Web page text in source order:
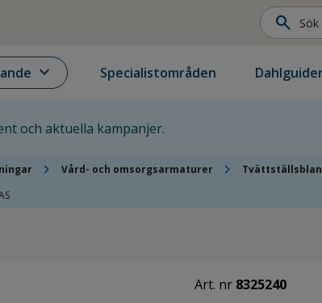
search
expand_more Specialistområden
och aktuella kampanjer.
chevron_right Vård- och omsorgsarmaturer chevron_right
Art. nr 8325240